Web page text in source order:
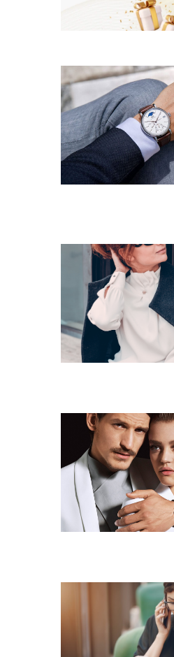
Bijuterii din argint placate cu aur